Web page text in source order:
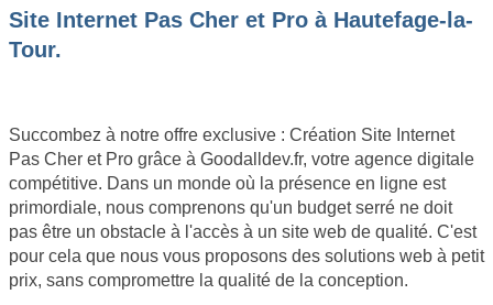
Site Internet Pas Cher et Pro à Hautefage-la-
Tour.
Succombez à notre offre exclusive : Création Site Internet
Pas Cher et Pro grâce à Goodalldev.fr, votre agence digitale
compétitive. Dans un monde où la présence en ligne est
primordiale, nous comprenons qu'un budget serré ne doit
pas être un obstacle à l'accès à un site web de qualité. C'est
pour cela que nous vous proposons des solutions web à petit
prix, sans compromettre la qualité de la conception.